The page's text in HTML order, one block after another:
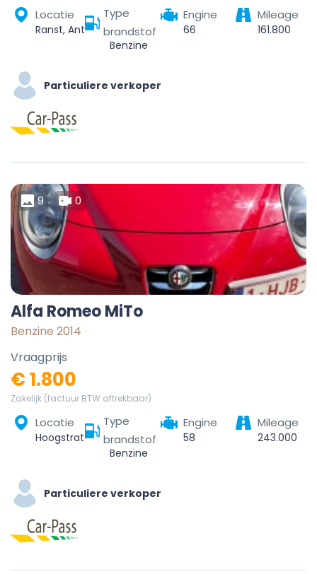
Locatie
Ranst, Antwerp, Flanders, 2520, Belgium
Type
brandstof
Benzine
Engine
66
Mileage
161.800
Particuliere verkoper
9 0
Alfa Romeo MiTo
Benzine 2014
Vraagprijs
€ 1.800
Zakelijk (factuur BTW aftrekbaar)
Locatie
Hoogstraten, Turnhout, Antwerpen, Vlaanderen, België
Type
brandstof
Benzine
Engine
58
Mileage
243.000
Particuliere verkoper